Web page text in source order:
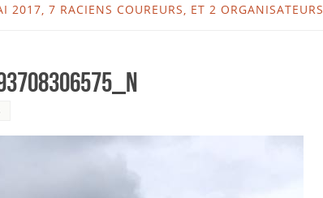
7 RACIENS COUREURS, ET 2 ORGANISATEURS